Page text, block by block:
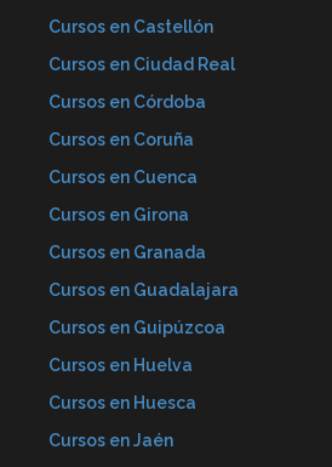
Cursos en Castellón
Cursos en Ciudad Real
Cursos en Córdoba
Cursos en Coruña
Cursos en Cuenca
Cursos en Girona
Cursos en Granada
Cursos en Guadalajara
Cursos en Guipúzcoa
Cursos en Huelva
Cursos en Huesca
Cursos en Jaén